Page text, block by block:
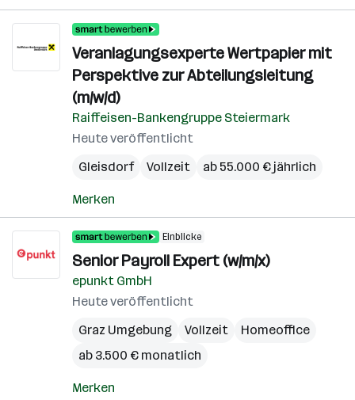
Veranlagungsexperte Wertpapier mit
Perspektive zur Abteilungsleitung
(m/w/d)
Raiffeisen-Bankengruppe Steiermark
Heute veröffentlicht
Gleisdorf
Vollzeit ab 55.000 € jährlich
Merken
Einblicke
Senior Payroll Expert (w/m/x)
epunkt GmbH
Heute veröffentlicht
Graz Umgebung
Vollzeit
Homeoffice
ab 3.500 € monatlich
Merken